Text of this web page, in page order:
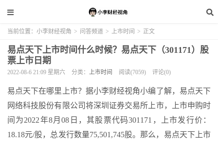
当前位置： 小李财经视角 > 问答频道 > 上市时间 > 正文
易点天下上市时间什么时候？易点天下（301171）股
票上市日期
2022-08-6 21:09 星期六 分类： 上市时间 阅读(7059) 评论(0)
易点天下在哪里上市？据小李财经视角小编了解，易点天下
网络科技股份有限公司将深圳证券交易所上市，上市申购时
间为2022年8月08日，其股票代码301171，上市发行价：
18.18元/股，总发行数量75,501,745股。那么，易点天下上市